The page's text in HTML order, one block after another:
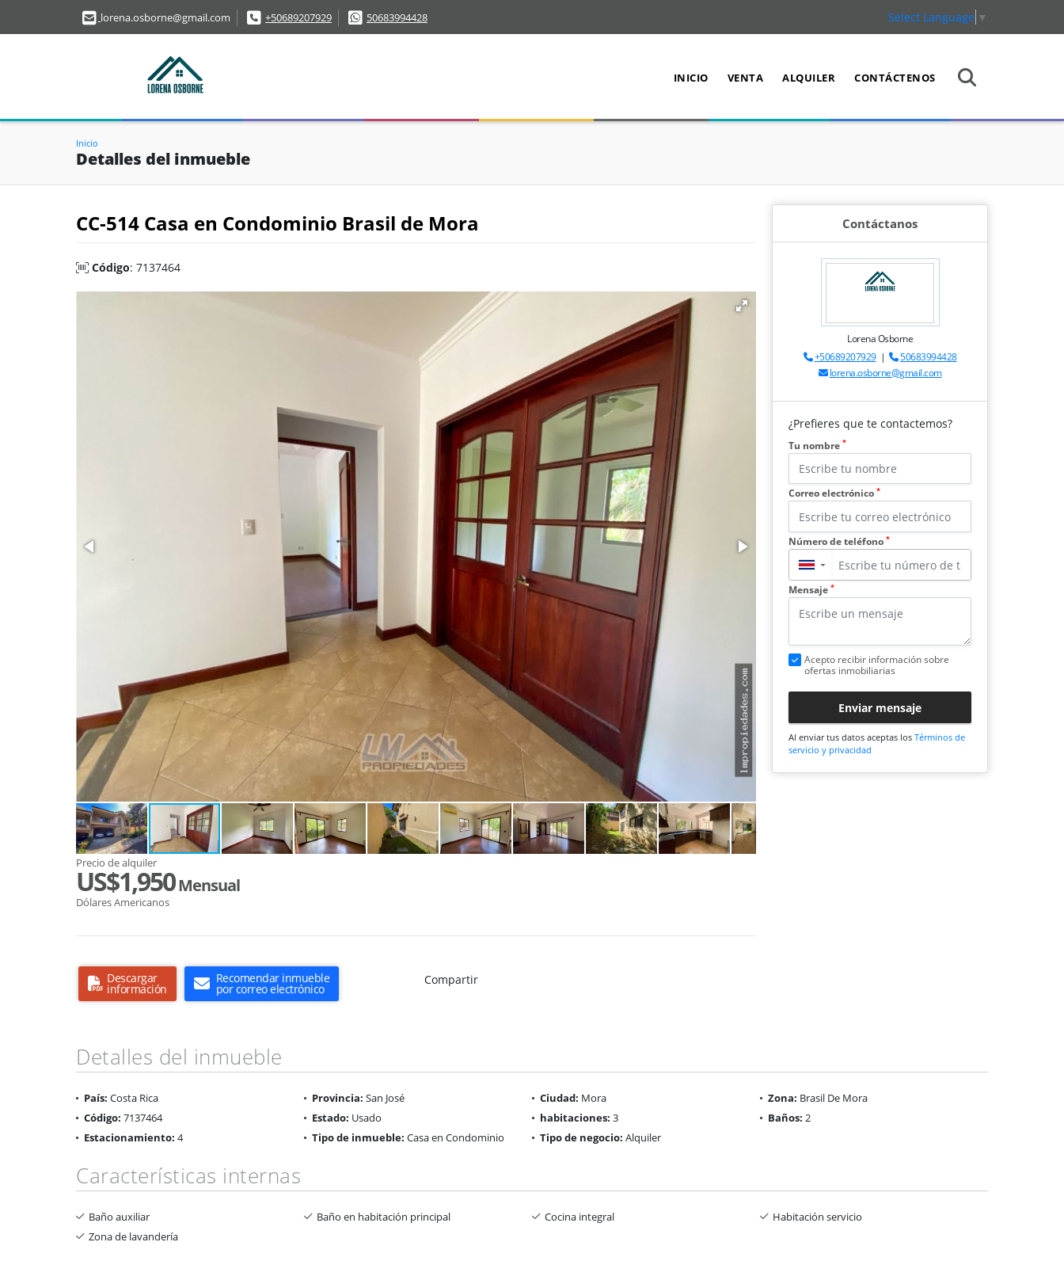
lorena.osborne@gmail.com +50689207929 50683994428 Select Language ▼
INICIO VENTA ALQUILER CONTÁCTENOS
Inicio
Detalles del inmueble
CC-514 Casa en Condominio Brasil de Mora
Código: 7137464
Precio de alquiler
US$1,950Mensual
Dólares Americanos
Descargar
información
Recomendar inmueble
por correo electrónico
Compartir
Contáctanos
Lorena Osborne
+50689207929|
50683994428
lorena.osborne@gmail.com
¿Prefieres que te contactemos?
Tu nombre *
Correo electrónico *
Número de teléfono *
▼
Mensaje *
Acepto recibir información sobre
ofertas inmobiliarias
Enviar mensaje
Al enviar tus datos aceptas los Términos de
servicio y privacidad
Detalles del inmueble
País: Costa Rica Provincia: San José Ciudad: Mora Zona: Brasil De Mora
Código: 7137464 Estado: Usado habitaciones: 3 Baños: 2
Estacionamiento: 4 Tipo de inmueble: Casa en Condominio Tipo de negocio: Alquiler
Características internas
Baño auxiliar Baño en habitación principal Cocina integral
Habitación servicio
Zona de lavandería